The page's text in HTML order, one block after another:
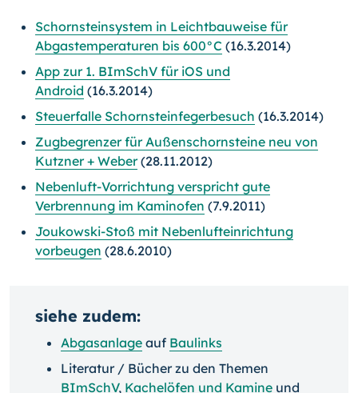
Schornsteinsystem in Leichtbauweise für
Abgastemperaturen bis 600°C (16.3.2014)
App zur 1. BImSchV für iOS und
Android (16.3.2014)
Steuerfalle Schornsteinfegerbesuch (16.3.2014)
Zugbegrenzer für Außenschornsteine neu von
Kutzner + Weber(28.11.2012)
Nebenluft-Vorrichtung verspricht gute
Verbrennung im Kaminofen (7.9.2011)
Joukowski-Stoß mit Nebenlufteinrichtung
vorbeugen (28.6.2010)
siehe zudem:
Abgasanlage auf Baulinks
Literatur / Bücher zu den Themen
BImSchV, Kachelöfen und Kamine und